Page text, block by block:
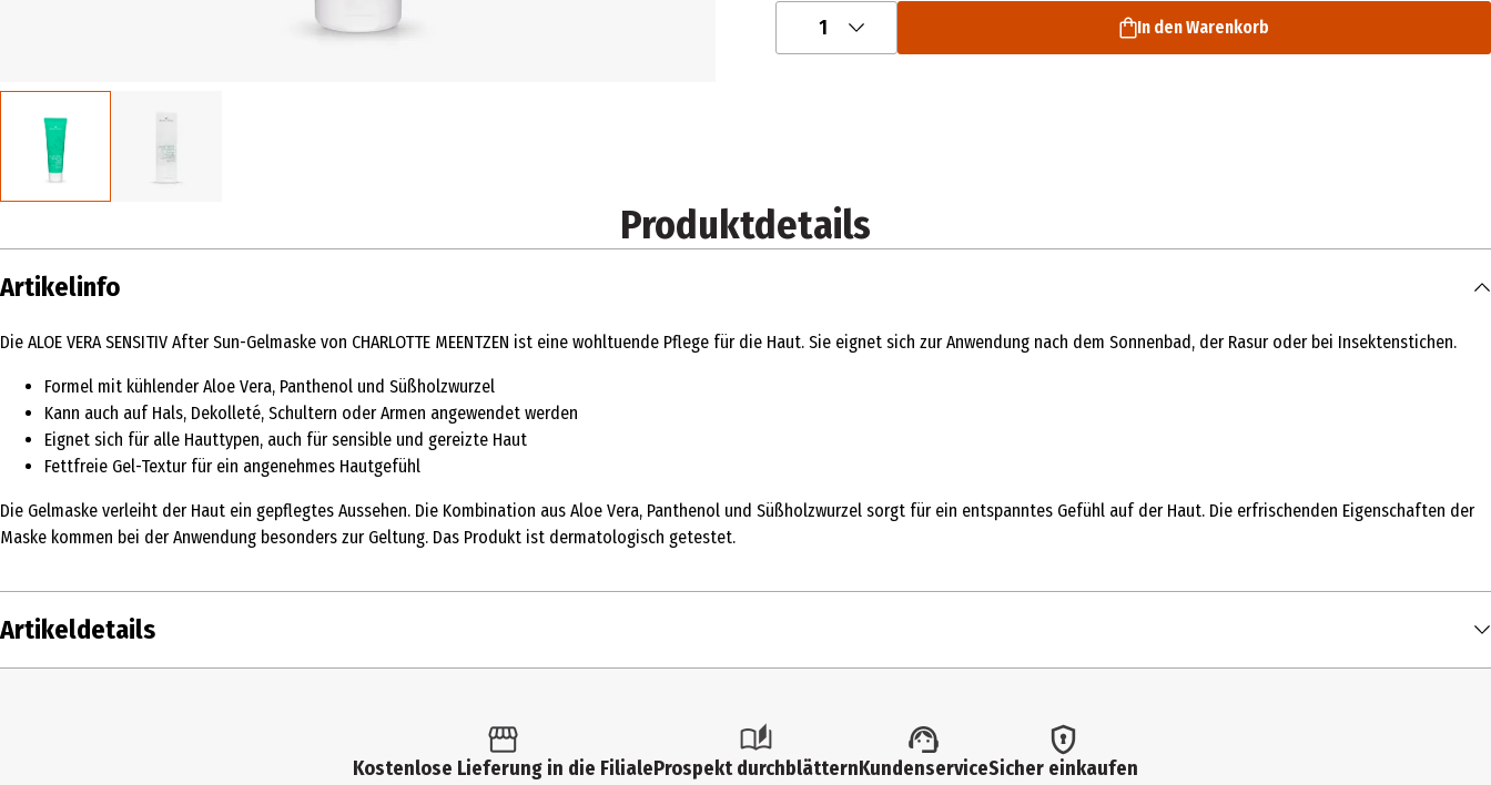
1 In den Warenkorb
Produktdetails
Artikelinfo
Die ALOE VERA SENSITIV After Sun-Gelmaske von CHARLOTTE MEENTZEN ist eine wohltuende Pflege für die Haut. Sie eignet sich zur Anwendung nach dem Sonnenbad, der Rasur oder bei Insektenstichen.
Formel mit kühlender Aloe Vera, Panthenol und Süßholzwurzel
Kann auch auf Hals, Dekolleté, Schultern oder Armen angewendet werden
Eignet sich für alle Hauttypen, auch für sensible und gereizte Haut
Fettfreie Gel-Textur für ein angenehmes Hautgefühl
Die Gelmaske verleiht der Haut ein gepflegtes Aussehen. Die Kombination aus Aloe Vera, Panthenol und Süßholzwurzel sorgt für ein entspanntes Gefühl auf der Haut. Die erfrischenden Eigenschaften der
Maske kommen bei der Anwendung besonders zur Geltung. Das Produkt ist dermatologisch getestet.
Artikeldetails
Kostenlose Lieferung in die FilialeProspekt durchblätternKundenserviceSicher einkaufen